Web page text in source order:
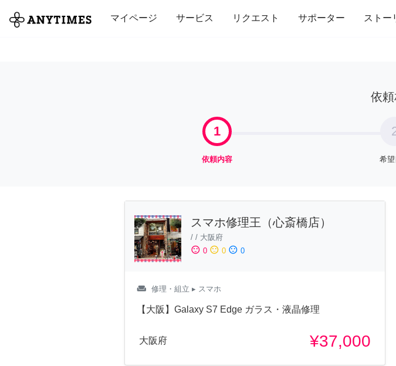
マイページ サービス リクエスト サポーター ストー
全て 修理・組立 家事 引っ越し インテリア 趣味・習い事
依
1
依頼内容 希
スマホ修理王（心斎橋店）
/ / 大阪府
sentiment_satisfied 0 sentiment_neutral 0 sentiment_dissatisfied 0
weekend 修理・組立 ▸ スマホ
【大阪】Galaxy S7 Edge ガラス・液晶修理
大阪府 ¥37,000